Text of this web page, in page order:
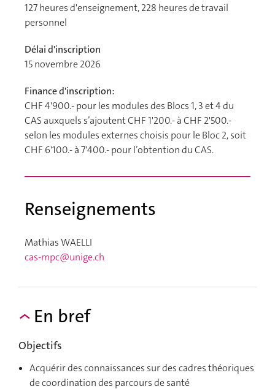
127 heures d'enseignement, 228 heures de travail
personnel
Délai d'inscription
15 novembre 2026
Finance d'inscription:
CHF 4'900.- pour les modules des Blocs 1, 3 et 4 du
CAS auxquels s’ajoutent CHF 1'200.- à CHF 2'500.-
selon les modules externes choisis pour le Bloc 2, soit
CHF 6'100.- à 7'400.- pour l’obtention du CAS.
Renseignements
Mathias WAELLI
cas-mpc@unige.ch
En bref
Objectifs
Acquérir des connaissances sur des cadres théoriques
de coordination des parcours de santé